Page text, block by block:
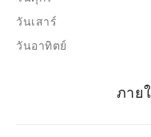
วันเสาร์
วันอาทิตย์
ภาย